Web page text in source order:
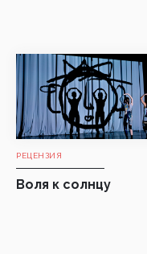
РЕЦЕНЗИЯ
Воля к солнцу